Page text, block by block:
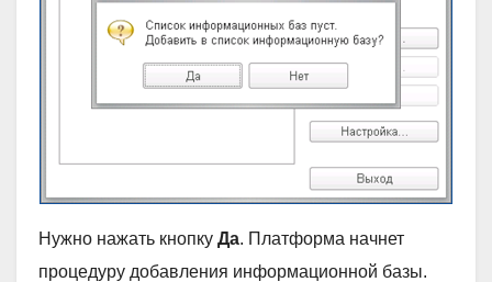
Нужно нажать кнопку Да. Платформа начнет
процедуру добавления информационной базы.